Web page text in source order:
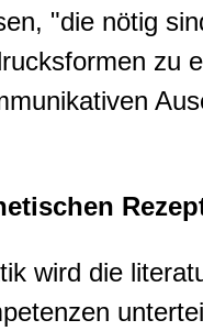
"die nötig
zu
wird die